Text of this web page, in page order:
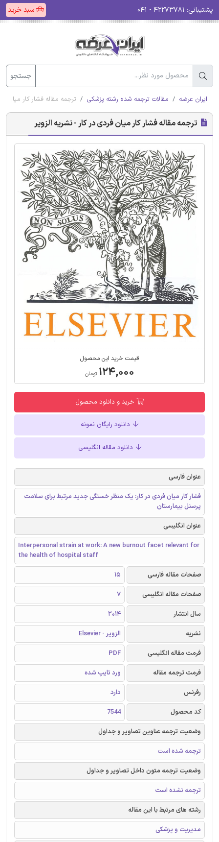
پشتیبانی: سبد خرید
جستجو
ایران عرضه مقالات ترجمه شده رشته پزشکی ترجمه مقاله فشار کار میان
ترجمه مقاله فشار کار میان فردی در کار - نشریه الزویر
قیمت خرید این محصول
۱۲۴,۰۰۰ تومان
خرید و دانلود محصول
دانلود رایگان نمونه
دانلود مقاله انگلیسی
عنوان فارسی
فشار کار میان فردی در کار: یک منظر خستگی جدید مرتبط برای سلامت
پرسنل بیمارستان
عنوان انگلیسی
Interpersonal strain at work: A new burnout facet relevant for
the health of hospital staff
صفحات مقاله فارسی
15
صفحات مقاله انگلیسی
7
سال انتشار
2014
نشریه
الزویر - Elsevier
فرمت مقاله انگلیسی
PDF
فرمت ترجمه مقاله
ورد تایپ شده
رفرنس
دارد
کد محصول
7544
وضعیت ترجمه عناوین تصاویر و جداول
ترجمه شده است
وضعیت ترجمه متون داخل تصاویر و جداول
ترجمه نشده است
رشته های مرتبط با این مقاله
مدیریت و پزشکی